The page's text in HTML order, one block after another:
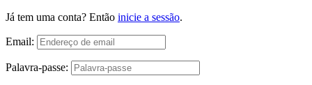
Já tem uma conta? Então inicie a sessão.
Email:
Palavra-passe: